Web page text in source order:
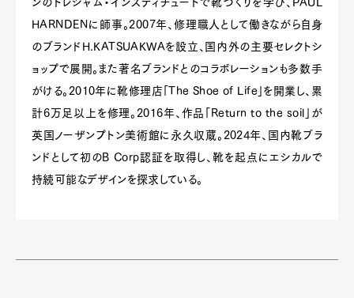
ンのトレシャム・インスティチュートで靴づくりを学び、PAUL
HARNDENに師事。2007年、修理職人として働きながら自身
のブランドH.KATSUAKWAを設立、国内外の主要セレクトシ
ョップで展開。また著名ブランドとのコラボレーションも多数手
がける。2010年に靴修理店「The Shoe of Life」を開業し、累
計6万足以上を修理。2016年、作品「Return to the soil」が
英国ノーザンプトン美術館に永久収蔵。2024年、国内靴ブラ
ンドとして初のB Corp認証を取得し、靴を起点にエシカルで
持続可能なデザインを探求している。